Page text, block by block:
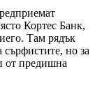
Кортес Банк,
Там рядък
но за
от предишна